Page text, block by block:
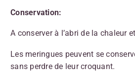
Conservation:
A conserver à l’abri de la chaleur
Les meringues peuvent se
sans perdre de leur croquant.